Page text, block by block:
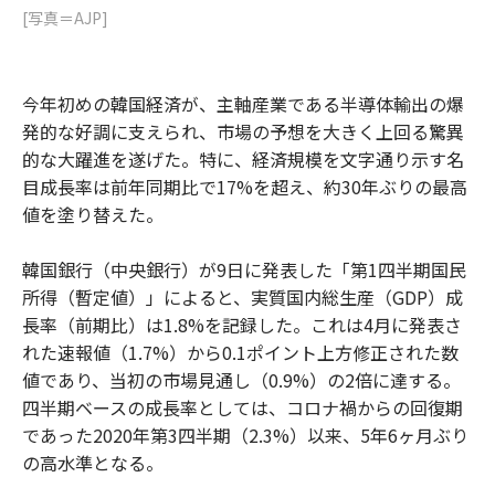
[写真＝AJP]
今年初めの韓国経済が、主軸産業である半導体輸出の爆
発的な好調に支えられ、市場の予想を大きく上回る驚異
的な大躍進を遂げた。特に、経済規模を文字通り示す名
目成長率は前年同期比で17%を超え、約30年ぶりの最高
値を塗り替えた。
韓国銀行（中央銀行）が9日に発表した「第1四半期国民
所得（暫定値）」によると、実質国内総生産（GDP）成
長率（前期比）は1.8%を記録した。これは4月に発表さ
れた速報値（1.7%）から0.1ポイント上方修正された数
値であり、当初の市場見通し（0.9%）の2倍に達する。
四半期ベースの成長率としては、コロナ禍からの回復期
であった2020年第3四半期（2.3%）以来、5年6ヶ月ぶり
の高水準となる。